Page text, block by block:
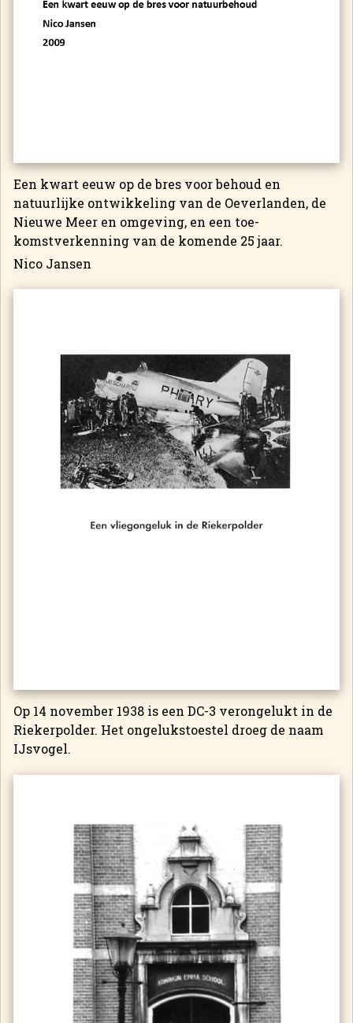
Een kwart eeuw op de bres voor behoud en
natuurlijke ontwikkeling van de Oeverlanden, de
Nieuwe Meer en omgeving, en een toe­
komstverkenning van de komende 25 jaar.
Nico Jansen
Op 14 november 1938 is een DC-3 verongelukt in de
Riekerpolder. Het ongelukstoestel droeg de naam
IJsvogel.